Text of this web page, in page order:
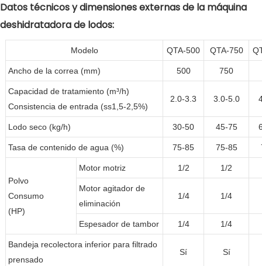
Datos técnicos y dimensiones externas de la máquina
deshidratadora de lodos:
Modelo QTA-500 QTA-750
Ancho de la correa (mm) 500 750
Capacidad de tratamiento (m³/h)
Consistencia de entrada (ss1,5-2,5%)
2.0-3.3 3.0-5.0
Lodo seco (kg/h) 30-50 45-75
Tasa de contenido de agua (%) 75-85 75-85
Polvo
Consumo
(HP)
Motor motriz 1/2 1/2
Motor agitador de
eliminación
1/4 1/4
Espesador de tambor 1/4 1/4
Bandeja recolectora inferior para filtrado
prensado
Sí Sí